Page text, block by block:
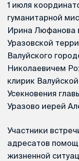
1 июля
гуманитарной
Ирина Люфанова
Уразовской
Валуйского
Николаевичем
клирик
Усекновения
Уразово иерей
Участники
адресатов
жизненной